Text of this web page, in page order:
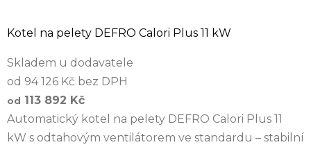
Kotel na pelety DEFRO Calori Plus 11 kW
Skladem u dodavatele
od 94 126 Kč bez DPH
od 113 892 Kč
Automatický kotel na pelety DEFRO Calori Plus 11
kW s odtahovým ventilátorem ve standardu – stabilní